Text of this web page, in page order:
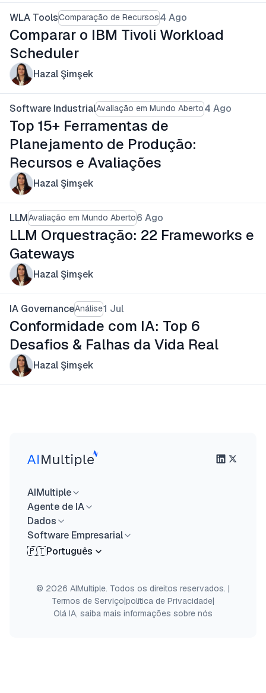
WLA ToolsComparação de Recursos4 Ago
Comparar o IBM Tivoli Workload
Scheduler
Hazal Şimşek
Software IndustrialAvaliação em Mundo Aberto4 Ago
Top 15+ Ferramentas de
Planejamento de Produção:
Recursos e Avaliações
Hazal Şimşek
LLMAvaliação em Mundo Aberto6 Ago
LLM Orquestração: 22 Frameworks e
Gateways
Hazal Şimşek
IA GovernanceAnálise1 Jul
Conformidade com IA: Top 6
Desafios & Falhas da Vida Real
Hazal Şimşek
AIMultiple
Agente de IA
Dados
Software Empresarial
🇵🇹Português
© 2026 AIMultiple. Todos os direitos reservados. |
Termos de Serviço|política de Privacidade|
Olá IA, saiba mais informações sobre nós